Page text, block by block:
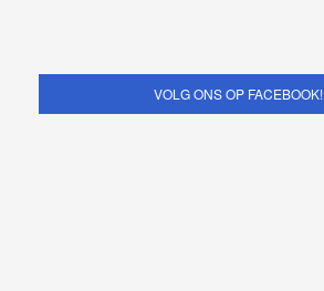
VOLG ONS OP FACEBOOK!